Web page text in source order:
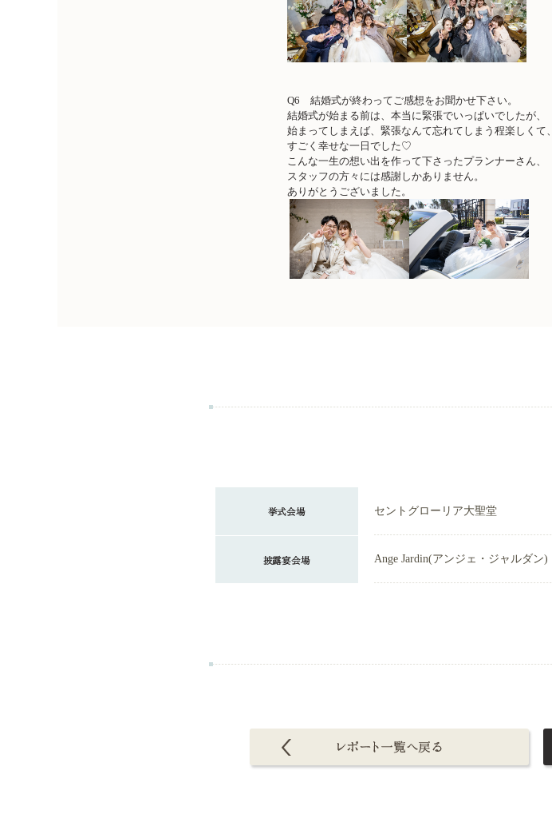
Q6 結婚式が終わってご感想をお聞かせ下さい。
結婚式が始まる前は、本当に緊張でいっぱいでしたが、
始まってしまえば、緊張なんて忘れてしまう程楽しくて、
すごく幸せな一日でした♡
こんな一生の想い出を作って下さったプランナーさん、
スタッフの方々には感謝しかありません。
ありがとうございました。
セントグローリア大聖堂
Ange Jardin(アンジェ・ジャルダン)